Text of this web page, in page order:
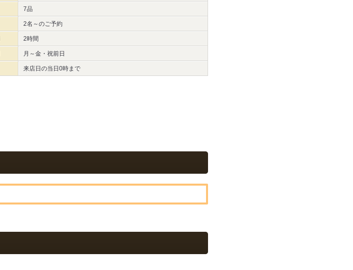
7品
2名～のご予約
2時間
月～金・祝前日
来店日の当日0時まで